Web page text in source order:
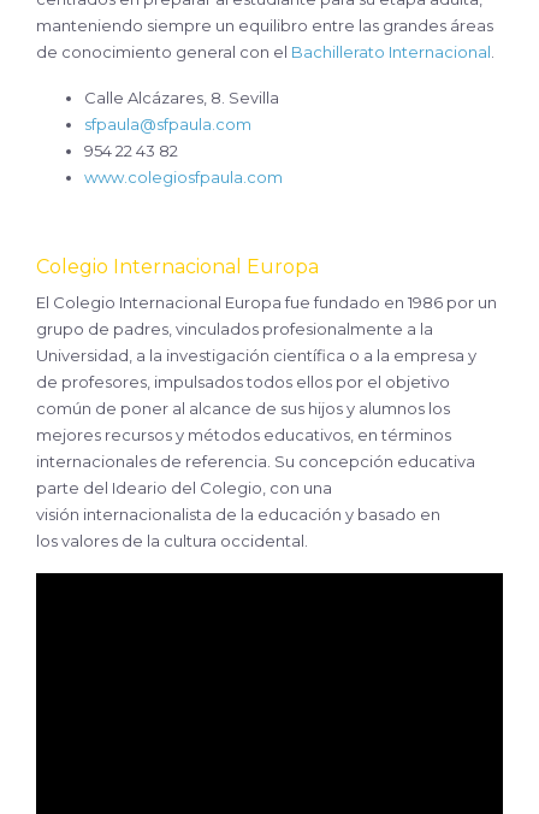
manteniendo siempre un equilibro entre las grandes áreas
de conocimiento general con el Bachillerato Internacional
Calle Alcázares, 8. Sevilla
sfpaula@sfpaula.com
954 22 43 82
www.colegiosfpaula.com
Colegio Internacional Europa
El Colegio Internacional Europa fue fundado en 1986 por un
grupo de padres, vinculados profesionalmente a la
Universidad, a la investigación científica o a la empresa y
de profesores, impulsados todos ellos por el objetivo
común de poner al alcance de sus hijos y alumnos los
mejores recursos y métodos educativos, en términos
internacionales de referencia. Su concepción educativa
parte del Ideario del Colegio, con una
visión internacionalista de la educación y basado en
los valores de la cultura occidental.